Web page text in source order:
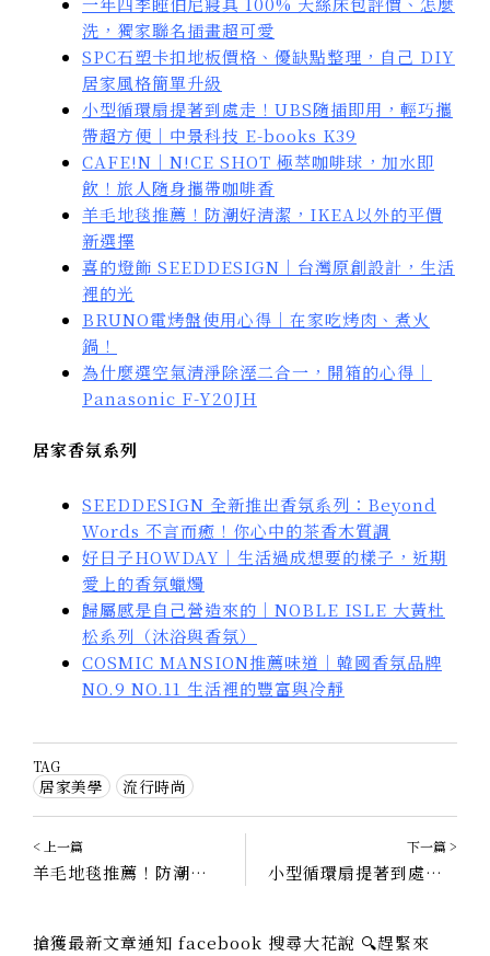
洗，獨家聯名插畫超可愛
SPC石塑卡扣地板價格、優缺點整理，自己 DIY
居家風格簡單升級
小型循環扇提著到處走！UBS隨插即用，輕巧攜
帶超方便｜中景科技 E-books K39
CAFE!N｜N!CE SHOT 極萃咖啡球，加水即
飲！旅人隨身攜帶咖啡香
羊毛地毯推薦！防潮好清潔，IKEA以外的平價
新選擇
喜的燈飾 SEEDDESIGN｜台灣原創設計，生活
裡的光
BRUNO電烤盤使用心得｜在家吃烤肉、煮火
鍋！
為什麼選空氣清淨除溼二合一，開箱的心得｜
Panasonic F-Y20JH
居家香氛系列
SEEDDESIGN 全新推出香氛系列：Beyond
Words 不言而癒！你心中的茶香木質調
好日子HOWDAY｜生活過成想要的樣子，近期
愛上的香氛蠟燭
歸屬感是自己營造來的｜NOBLE ISLE 大黃杜
松系列（沐浴與香氛）
COSMIC MANSION推薦味道｜韓國香氛品牌
NO.9 NO.11 生活裡的豐富與冷靜
TAG
居家美學 流行時尚
< 上一篇
羊毛地毯推薦！防潮好清潔，IKEA以外的平價新選擇
下一篇 >
小型循環扇提著到處走！UBS隨插即用，輕巧攜帶超方便｜中景科技 E-books K39
搶獲最新文章通知 facebook 搜尋大花說 🔍趕緊來